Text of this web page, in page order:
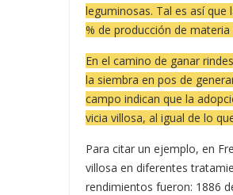
leguminosas. Tal es así
% de producción de
En el camino de ganar
la siembra en pos de
campo indican que la
vicia villosa, al igual de lo
Para citar un ejemplo, en
villosa en diferentes
rendimientos fueron: 1886